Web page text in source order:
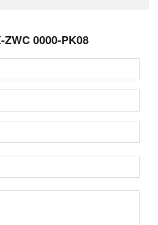
ZWC 0000-PK08